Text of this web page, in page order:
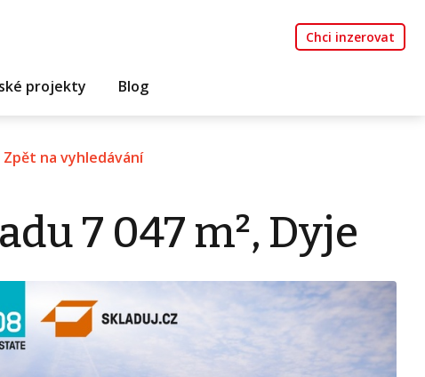
Chci inzerovat
projekty Blog
Zpět na vyhledávání
7 047 m², Dyje